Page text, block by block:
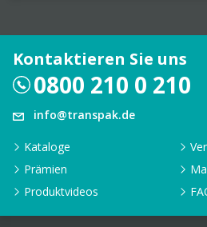
Kontaktieren Sie uns
0800 210 0 210
info@transpak.de
Kataloge
Prämien
Produktvideos